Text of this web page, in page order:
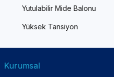
Yutulabilir Mide Balonu
Yüksek Tansiyon
Kurumsal